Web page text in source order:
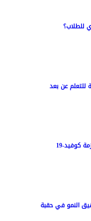
للطلاب؟
للتعلم عن بعد
كوفيد-19
النمو في حقبة